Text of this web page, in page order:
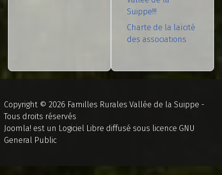
Suippe!!!
Charte de la laïcité
des associations
Copyright © 2026 Familles Rurales Vallée de la Suippe -
Tous droits réservés
Joomla! est un Logiciel Libre diffusé sous licence GNU
General Public